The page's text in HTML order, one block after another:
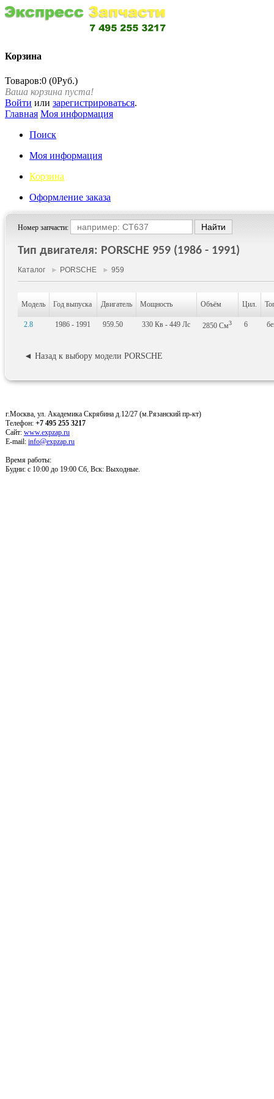
Корзина
Товаров:0 (0Руб.)
Ваша корзина пуста!
Войти или зарегистрироваться.
Главная Моя информация
Поиск
Моя информация
Корзина
Оформление заказа
Номер запчасти:
Тип двигателя: PORSCHE 959 (1986 - 1991)
Каталог ► PORSCHE ► 959
Модель Год выпуска Двигатель Мощность Объём Цил.
2.8 1986 - 1991 959.50 330 Кв - 449 Лс 2850 См3 6
◄ Назад к выбору модели PORSCHE
г.Москва, ул. Академика Скрябина д.12/27 (м.Рязанский пр-кт)
Телефон: +7 495 255 3217
Сайт: www.expzap.ru
E-mail: info@expzap.ru
Время работы:
Будни: c 10:00 до 19:00 Сб, Вск: Выходные.